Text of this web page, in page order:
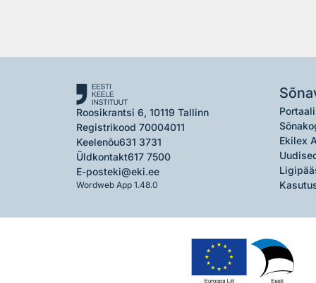
Roosikrantsi 6, 10119 Tallinn
Registrikood 70004011
Keelenõu631 3731
Üldkontakt617 7500
E-posteki@eki.ee
Wordweb App 1.48.0
Ekilex